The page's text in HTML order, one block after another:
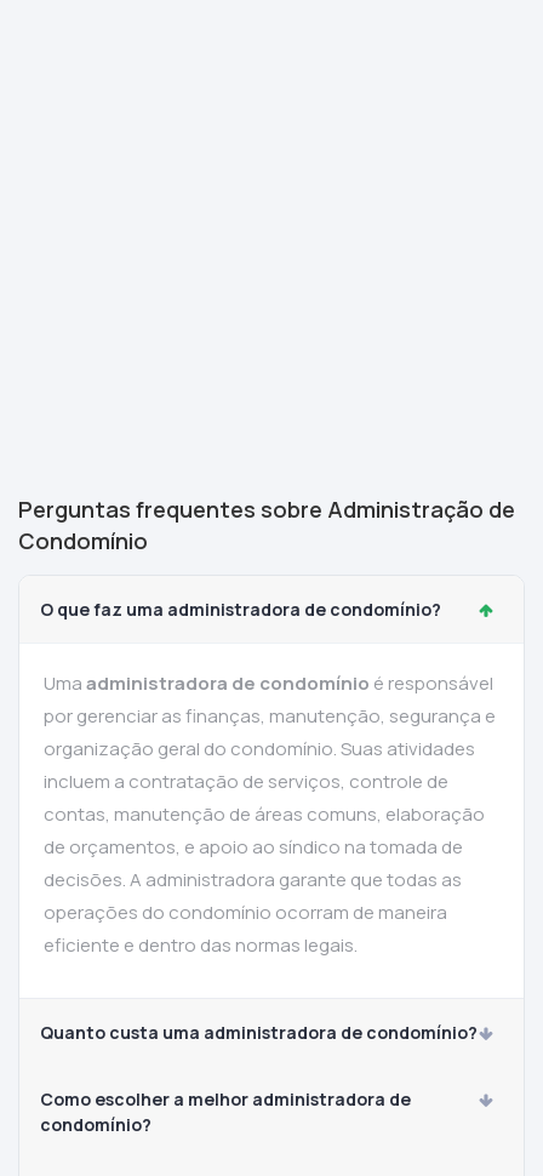
Perguntas frequentes sobre Administração de
Condomínio
O que faz uma administradora de condomínio?
Umaadministradora de condomínio é responsável
por gerenciar as finanças, manutenção, segurança e
organização geral do condomínio. Suas atividades
incluem a contratação de serviços, controle de
contas, manutenção de áreas comuns, elaboração
de orçamentos, e apoio ao síndico na tomada de
decisões. A administradora garante que todas as
operações do condomínio ocorram de maneira
eficiente e dentro das normas legais.
Quanto custa uma administradora de condomínio?
Como escolher a melhor administradora de
condomínio?